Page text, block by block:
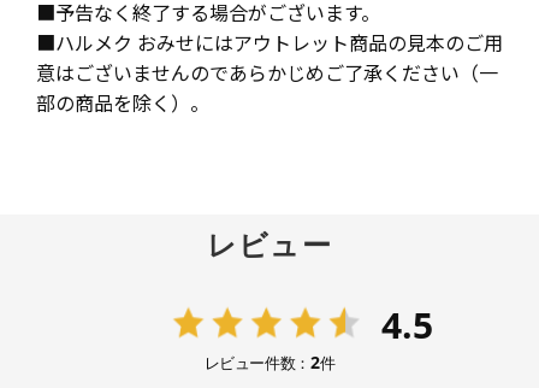
■予告なく終了する場合がございます。
■ハルメク おみせにはアウトレット商品の見本のご用
意はございませんのであらかじめご了承ください（一
部の商品を除く）。
レビュー
4.5
レビュー件数： 2件